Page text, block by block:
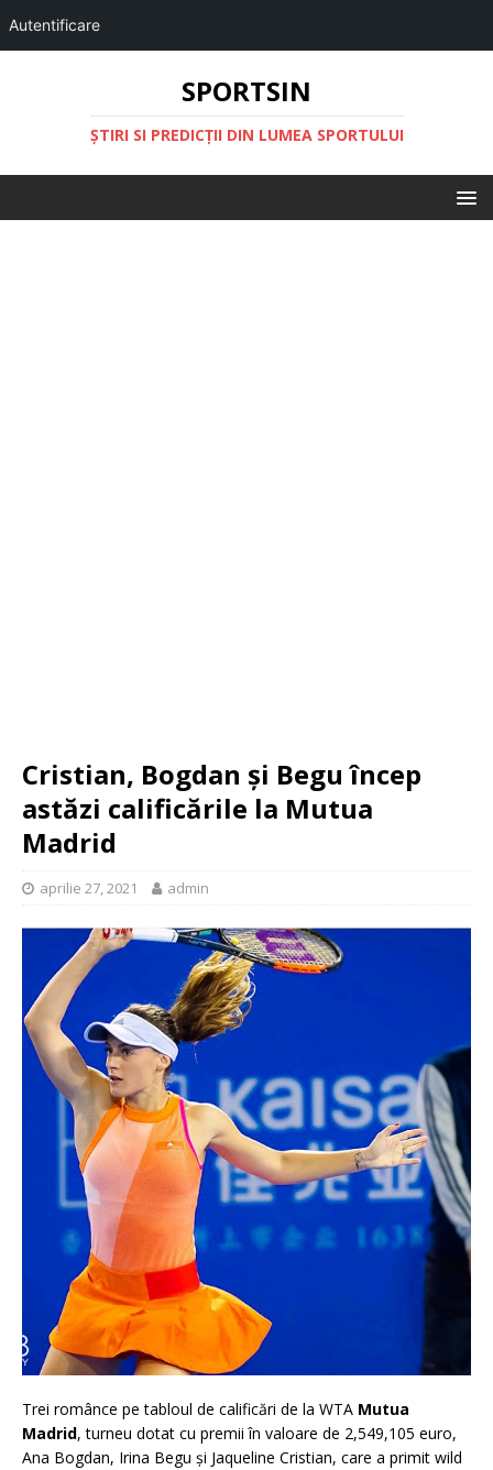
Autentificare
SPORTSIN
ŞTIRI SI PREDICŢII DIN LUMEA SPORTULUI
Cristian, Bogdan și Begu încep
astăzi calificările la Mutua
Madrid
aprilie 27, 2021 admin
Trei românce pe tabloul de calificări de la WTA Mutua
Madrid, turneu dotat cu premii în valoare de 2,549,105 euro,
Ana Bogdan, Irina Begu și Jaqueline Cristian, care a primit wild